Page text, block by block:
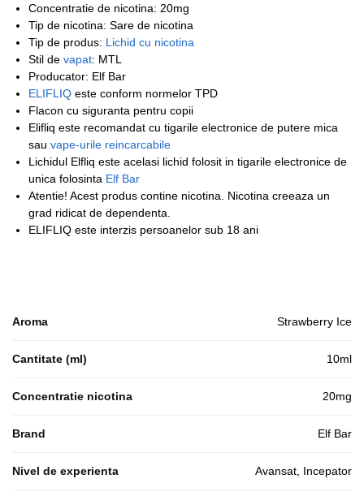
Concentratie de nicotina: 20mg
Tip de nicotina: Sare de nicotina
Tip de produs: Lichid cu nicotina
Stil de vapat: MTL
Producator: Elf Bar
ELIFLIQ este conform normelor TPD
Flacon cu siguranta pentru copii
Elifliq este recomandat cu tigarile electronice de putere mica
sau vape-urile reincarcabile
Lichidul Elfliq este acelasi lichid folosit in tigarile electronice de
unica folosinta Elf Bar
Atentie! Acest produs contine nicotina. Nicotina creeaza un
grad ridicat de dependenta.
ELIFLIQ este interzis persoanelor sub 18 ani
Aroma Strawberry Ice
Cantitate (ml) 10ml
Concentratie nicotina 20mg
Brand Elf Bar
Nivel de experienta Avansat, Incepator